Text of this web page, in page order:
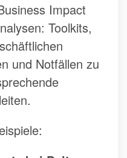
Impact
Toolkits,
und Notfällen zu